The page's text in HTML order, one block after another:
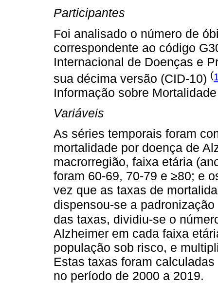
Participantes
Foi analisado o número de
correspondente ao código
Internacional de Doenças e
sua décima versão (CID-10) (
Informação sobre
Variáveis
As séries temporais foram
mortalidade por doença de
macrorregião, faixa etária
foram 60-69, 70-79 e ≥80; e
vez que as taxas de
dispensou-se a
das taxas, dividiu-se o
Alzheimer em cada faixa
população sob risco, e
Estas taxas foram
no período de 2000 a 2019.